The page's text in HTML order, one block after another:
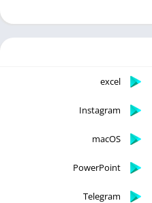
excel
Instagram
macOS
PowerPoint
Telegram